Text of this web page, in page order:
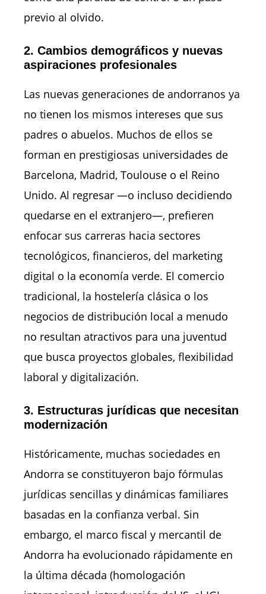
previo al olvido.
2. Cambios demográficos y nuevas
aspiraciones profesionales
Las nuevas generaciones de andorranos ya
no tienen los mismos intereses que sus
padres o abuelos. Muchos de ellos se
forman en prestigiosas universidades de
Barcelona, Madrid, Toulouse o el Reino
Unido. Al regresar —o incluso decidiendo
quedarse en el extranjero—, prefieren
enfocar sus carreras hacia sectores
tecnológicos, financieros, del marketing
digital o la economía verde. El comercio
tradicional, la hostelería clásica o los
negocios de distribución local a menudo
no resultan atractivos para una juventud
que busca proyectos globales, flexibilidad
laboral y digitalización.
3. Estructuras jurídicas que necesitan
modernización
Históricamente, muchas sociedades en
Andorra se constituyeron bajo fórmulas
jurídicas sencillas y dinámicas familiares
basadas en la confianza verbal. Sin
embargo, el marco fiscal y mercantil de
Andorra ha evolucionado rápidamente en
la última década (homologación